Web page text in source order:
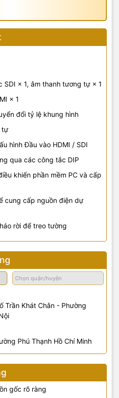
SDI × 1, âm thanh tương tự × 1
× 1
đổi tỷ lệ khung hình
tự
hình Đầu vào HDMI / SDI
qua các công tắc DIP
khiển phần mềm PC và cấp
cung cấp nguồn điện dự
rời để treo tường
Trần Khát Chân - Phường
Phú Thạnh Hồ Chí Minh
gốc rõ ràng